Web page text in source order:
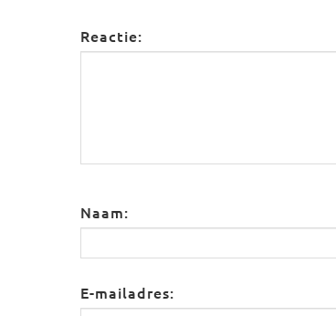
Reactie:
Naam:
E-mailadres: